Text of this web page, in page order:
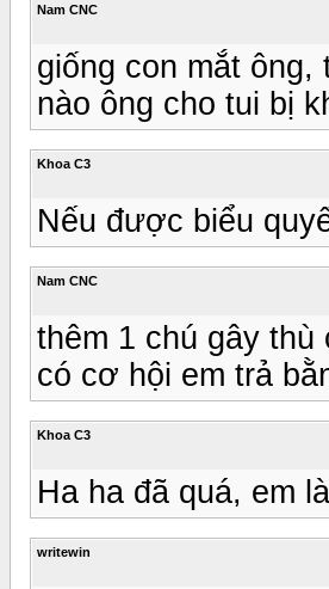
Nam CNC
giống con mắt
nào ông cho tui bị
Khoa C3
Nếu được biểu
Nam CNC
thêm 1 chú gây
có cơ hội em trả
Khoa C3
Ha ha đã quá, em
writewin